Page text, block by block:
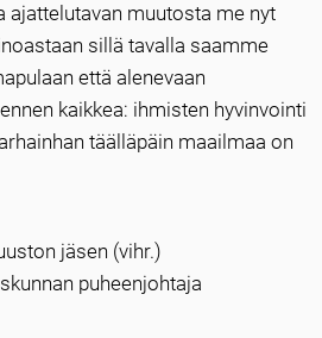
ajattelutavan muutosta me nyt
sillä tavalla saamme
että alenevaan
kaikkea: ihmisten hyvinvointi
täälläpäin maailmaa on
jäsen (vihr.)
puheenjohtaja